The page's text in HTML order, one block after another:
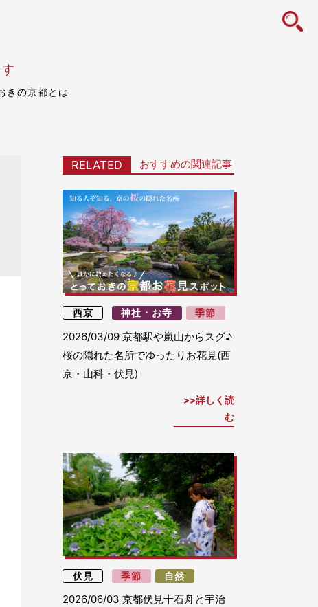
icon
きの京都とは
RELATED おすすめの関連記事
西京 神社・お寺 季節
2026/03/09 京都駅や嵐山からスグ♪
桜の隠れた名所でゆったりお花見(西
京・山科・伏見)
詳しく読
む
伏見 季節 自然
2026/06/03 京都伏見十石舟と宇治